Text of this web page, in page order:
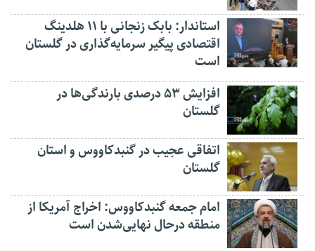
استاندار: بابک زنجانی با ۱۱ هلدینگ
اقتصادی پیگیر سرمایه‌گذاری در گلستان
است
افزایش ۵۳ درصدی بارندگی‌ها در
گلستان
اتفاقی عجیب در‌ گنبدکاووس و استان
گلستان
امام جمعه گنبدکاووس: اخراج آمریکا از
منطقه درحال نهایی‌شدن است